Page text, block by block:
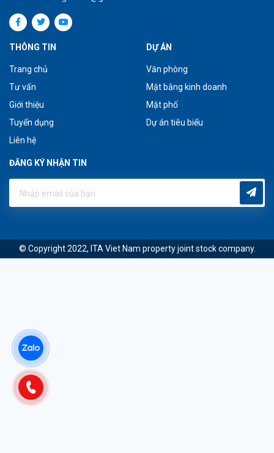
THÔNG TIN
Trang chủ
Tư vấn
Giới thiệu
Tuyển dụng
Liên hệ
DỰ ÁN
Văn phòng
Mặt bằng kinh doanh
Mặt phố
Dự án tiêu biểu
ĐĂNG KÝ NHẬN TIN
© Copyright 2022, ITA Viet Nam property joint stock company.